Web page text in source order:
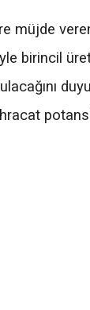
müjde
birincil